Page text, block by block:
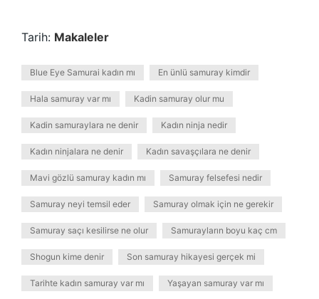
Tarih: Makaleler
Blue Eye Samurai kadın mı En ünlü samuray kimdir
Hala samuray var mı Kadin samuray olur mu
Kadin samuraylara ne denir Kadın ninja nedir
Kadın ninjalara ne denir Kadın savaşçılara ne denir
Mavi gözlü samuray kadın mı Samuray felsefesi nedir
Samuray neyi temsil eder Samuray olmak için ne gerekir
Samuray saçı kesilirse ne olur Samurayların boyu kaç cm
Shogun kime denir Son samuray hikayesi gerçek mi
Tarihte kadın samuray var mı Yaşayan samuray var mı